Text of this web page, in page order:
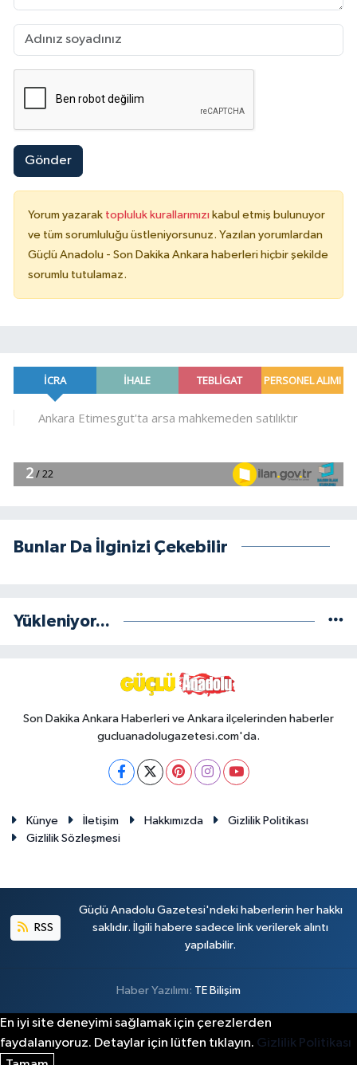
Gönder
Yorum yazarak topluluk kurallarımızı kabul etmiş bulunuyor
ve tüm sorumluluğu üstleniyorsunuz. Yazılan yorumlardan
Güçlü Anadolu - Son Dakika Ankara haberleri hiçbir şekilde
sorumlu tutulamaz.
Bunlar Da İlginizi Çekebilir
Yükleniyor...
Son Dakika Ankara Haberleri ve Ankara ilçelerinden haberler
gucluanadolugazetesi.com'da.
Künye İletişim Hakkımızda
Gizlilik Politikası
Gizlilik Sözleşmesi
RSS
Güçlü Anadolu Gazetesi'ndeki haberlerin her hakkı
saklıdır. İlgili habere sadece link verilerek alıntı
yapılabilir.
Haber Yazılımı: TE Bilişim
En iyi site deneyimi sağlamak için çerezlerden
faydalanıyoruz. Detaylar için lütfen tıklayın. Gizlilik Politikası